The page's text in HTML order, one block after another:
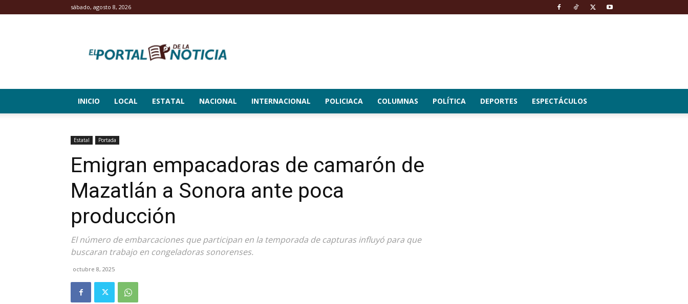
sábado, agosto 8, 2026
Portal
de
INICIO LOCAL ESTATAL NACIONAL INTERNACIONAL POLICIACA COLUMNAS POLÍTICA DEPORTES ESPECTÁCULOS
Estatal Portada
Emigran empacadoras de camarón de
Mazatlán a Sonora ante poca
producción
El número de embarcaciones que participan en la temporada de capturas influyó para que
buscaran trabajo en congeladoras sonorenses.
octubre 8, 2025